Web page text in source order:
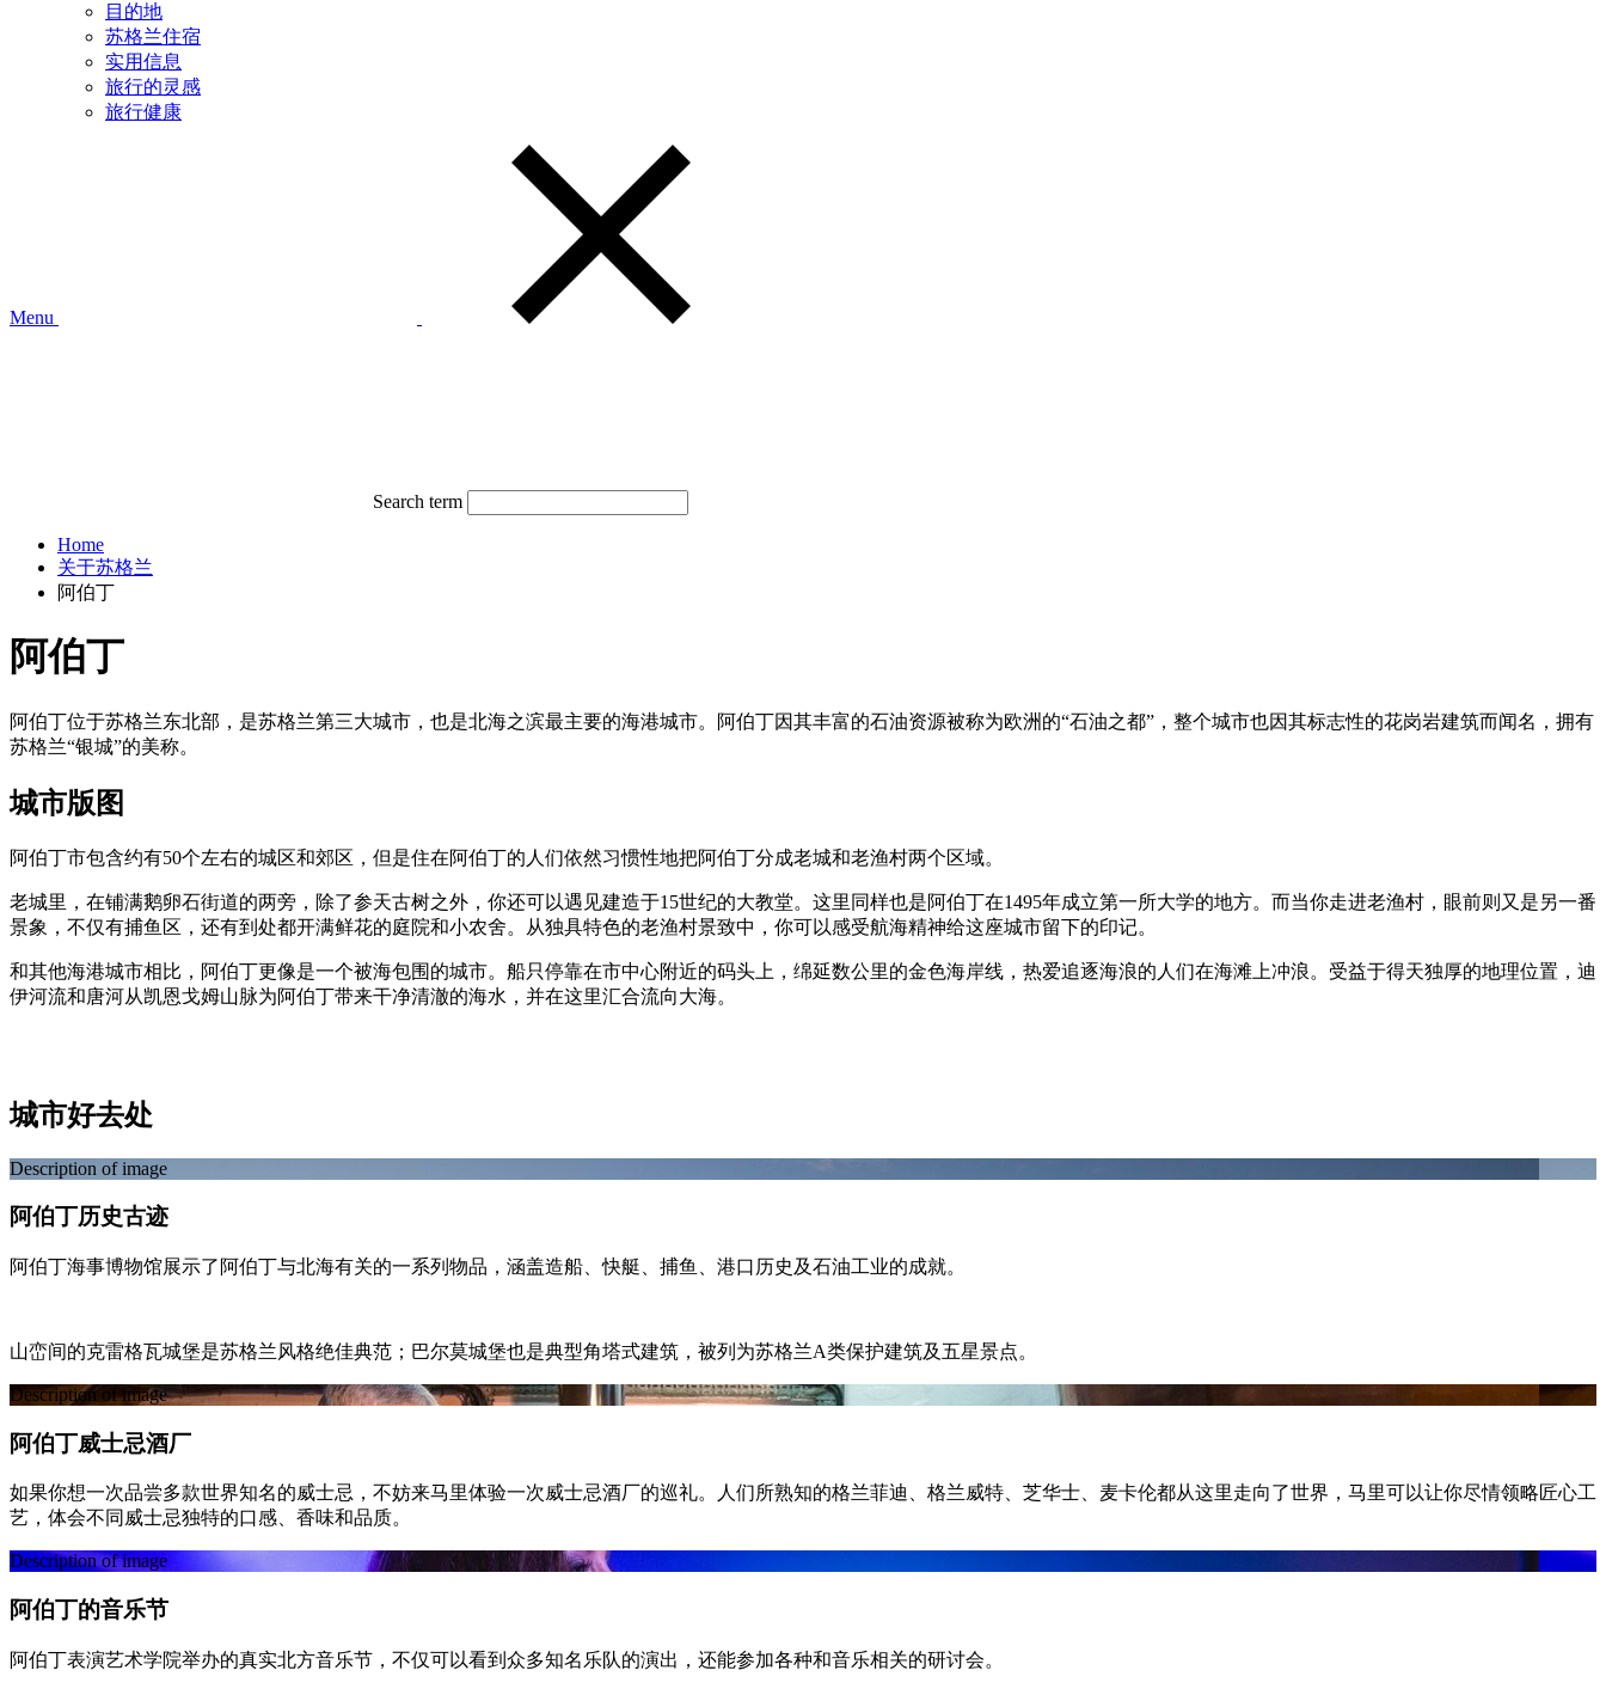
目的地
苏格兰住宿
实用信息
旅行的灵感
旅行健康
Menu
Search term
Home
关于苏格兰
阿伯丁
阿伯丁
阿伯丁位于苏格兰东北部，是苏格兰第三大城市，也是北海之滨最主要的海港城市。阿伯丁因其丰富的石油资源被称为欧洲的“石油之都”，整个城市也因其标志性的花岗岩建筑而闻名，拥有
苏格兰“银城”的美称。
城市版图
阿伯丁市包含约有50个左右的城区和郊区，但是住在阿伯丁的人们依然习惯性地把阿伯丁分成老城和老渔村两个区域。
老城里，在铺满鹅卵石街道的两旁，除了参天古树之外，你还可以遇见建造于15世纪的大教堂。这里同样也是阿伯丁在1495年成立第一所大学的地方。而当你走进老渔村，眼前则又是另一番
景象，不仅有捕鱼区，还有到处都开满鲜花的庭院和小农舍。从独具特色的老渔村景致中，你可以感受航海精神给这座城市留下的印记。
和其他海港城市相比，阿伯丁更像是一个被海包围的城市。船只停靠在市中心附近的码头上，绵延数公里的金色海岸线，热爱追逐海浪的人们在海滩上冲浪。受益于得天独厚的地理位置，迪
伊河流和唐河从凯恩戈姆山脉为阿伯丁带来干净清澈的海水，并在这里汇合流向大海。
城市好去处
Description of image
阿伯丁历史古迹
阿伯丁海事博物馆展示了阿伯丁与北海有关的一系列物品，涵盖造船、快艇、捕鱼、港口历史及石油工业的成就。
山峦间的克雷格瓦城堡是苏格兰风格绝佳典范；巴尔莫城堡也是典型角塔式建筑，被列为苏格兰A类保护建筑及五星景点。
Description of image
阿伯丁威士忌酒厂
如果你想一次品尝多款世界知名的威士忌，不妨来马里体验一次威士忌酒厂的巡礼。人们所熟知的格兰菲迪、格兰威特、芝华士、麦卡伦都从这里走向了世界，马里可以让你尽情领略匠心工
艺，体会不同威士忌独特的口感、香味和品质。
Description of image
阿伯丁的音乐节
阿伯丁表演艺术学院举办的真实北方音乐节，不仅可以看到众多知名乐队的演出，还能参加各种和音乐相关的研讨会。